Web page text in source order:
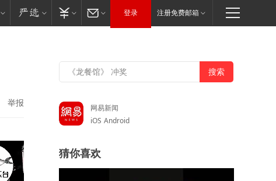
登录 注册免费邮箱
举报
网易新闻
iOS Android
猜你喜欢